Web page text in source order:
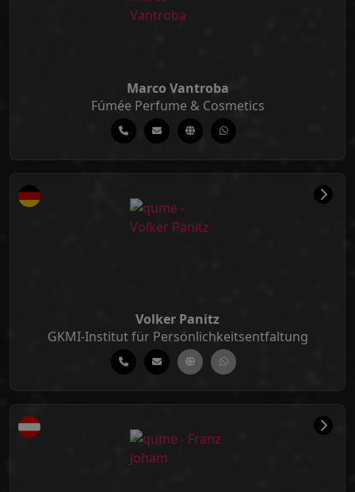
Marco Vantroba
Fúmée Perfume & Cosmetics
Volker Panitz
GKMI-Institut für Persönlichkeitsentfaltung